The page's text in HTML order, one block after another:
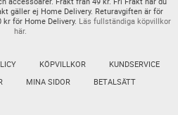
gäller ej Home Delivery. Returavgiften är för
kr för Home Delivery. Läs fullständiga köpvillkor
här.
KÖPVILLKOR
KUNDSERVICE
MINA SIDOR BETALSÄTT